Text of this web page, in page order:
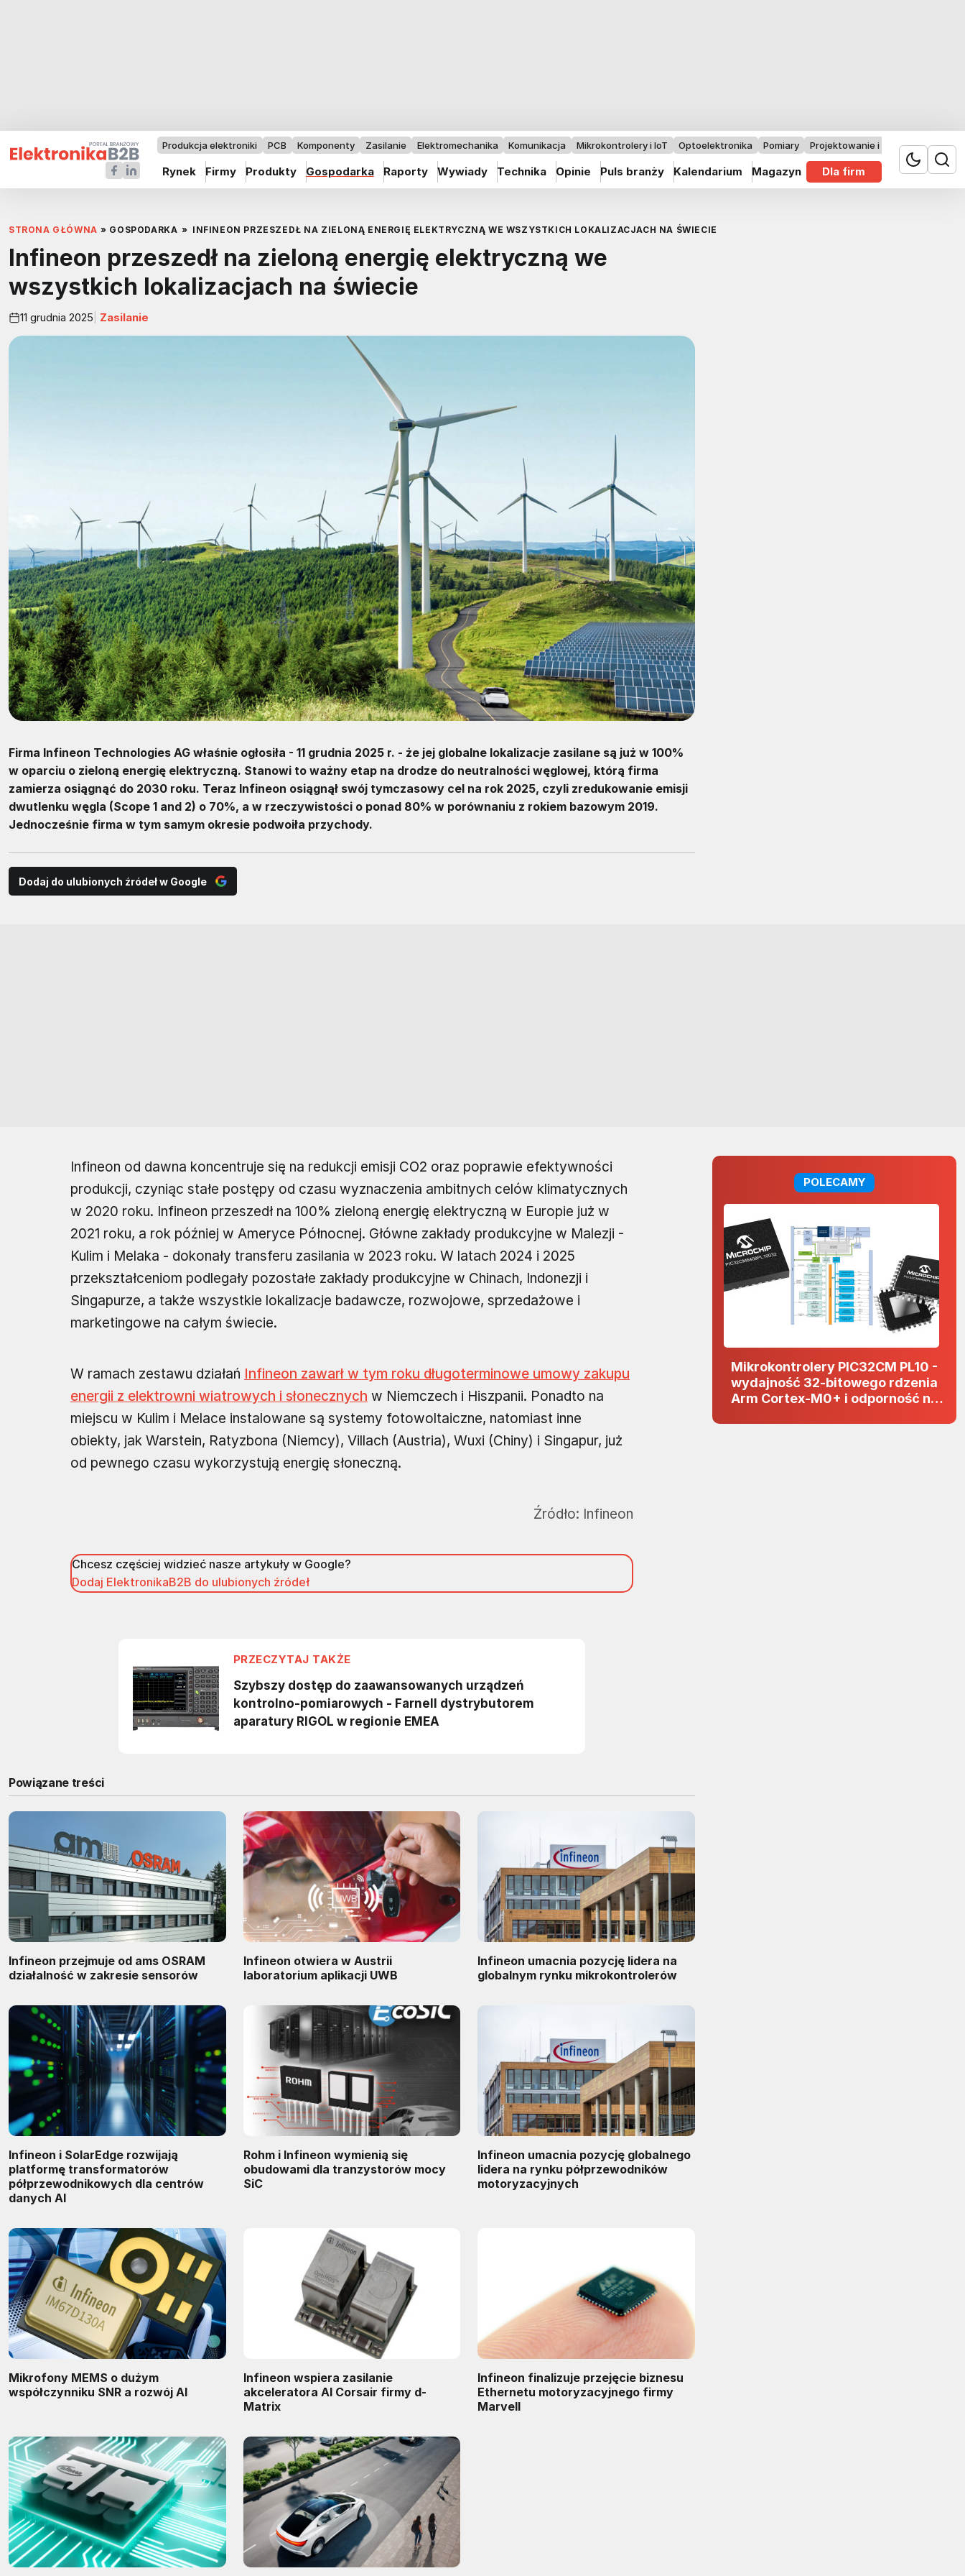
Produkcja elektroniki PCB Komponenty Zasilanie Elektromechanika Komunikacja Mikrokontrolery i IoT Optoelektronika Pomiary Projektowanie i badania
Rynek Firmy Produkty Gospodarka Raporty Wywiady Technika Opinie Puls branży Kalendarium Magazyn Dla firm
STRONA GŁÓWNA » GOSPODARKA » INFINEON PRZESZEDŁ NA ZIELONĄ ENERGIĘ ELEKTRYCZNĄ WE WSZYSTKICH LOKALIZACJACH NA ŚWIECIE
Infineon przeszedł na zieloną energię elektryczną we
wszystkich lokalizacjach na świecie
11 grudnia 2025 Zasilanie
Firma Infineon Technologies AG właśnie ogłosiła - 11 grudnia 2025 r. - że jej globalne lokalizacje zasilane są już w 100%
w oparciu o zieloną energię elektryczną. Stanowi to ważny etap na drodze do neutralności węglowej, którą firma
zamierza osiągnąć do 2030 roku. Teraz Infineon osiągnął swój tymczasowy cel na rok 2025, czyli zredukowanie emisji
dwutlenku węgla (Scope 1 and 2) o 70%, a w rzeczywistości o ponad 80% w porównaniu z rokiem bazowym 2019.
Jednocześnie firma w tym samym okresie podwoiła przychody.
Dodaj do ulubionych źródeł w Google
Infineon od dawna koncentruje się na redukcji emisji CO2 oraz poprawie efektywności
produkcji, czyniąc stałe postępy od czasu wyznaczenia ambitnych celów klimatycznych
w 2020 roku. Infineon przeszedł na 100% zieloną energię elektryczną w Europie już w
2021 roku, a rok później w Ameryce Północnej. Główne zakłady produkcyjne w Malezji -
Kulim i Melaka - dokonały transferu zasilania w 2023 roku. W latach 2024 i 2025
przekształceniom podlegały pozostałe zakłady produkcyjne w Chinach, Indonezji i
Singapurze, a także wszystkie lokalizacje badawcze, rozwojowe, sprzedażowe i
marketingowe na całym świecie.
W ramach zestawu działań Infineon zawarł w tym roku długoterminowe umowy zakupu
energii z elektrowni wiatrowych i słonecznych w Niemczech i Hiszpanii. Ponadto na
miejscu w Kulim i Melace instalowane są systemy fotowoltaiczne, natomiast inne
obiekty, jak Warstein, Ratyzbona (Niemcy), Villach (Austria), Wuxi (Chiny) i Singapur, już
od pewnego czasu wykorzystują energię słoneczną.
Źródło: Infineon
Chcesz częściej widzieć nasze artykuły w Google?
Dodaj ElektronikaB2B do ulubionych źródeł
Powiązane treści
Infineon przejmuje od ams OSRAM
działalność w zakresie sensorów
Infineon otwiera w Austrii
laboratorium aplikacji UWB
Infineon umacnia pozycję lidera na
globalnym rynku mikrokontrolerów
Infineon i SolarEdge rozwijają
platformę transformatorów
półprzewodnikowych dla centrów
danych AI
Rohm i Infineon wymienią się
obudowami dla tranzystorów mocy
SiC
Infineon umacnia pozycję globalnego
lidera na rynku półprzewodników
motoryzacyjnych
Mikrofony MEMS o dużym
współczynniku SNR a rozwój AI
Infineon wspiera zasilanie
akceleratora AI Corsair firmy d-
Matrix
Infineon finalizuje przejęcie biznesu
Ethernetu motoryzacyjnego firmy
Marvell
POLECAMY
Mikrokontrolery PIC32CM PL10 -
wydajność 32-bitowego rdzenia
Arm Cortex-M0+ i odporność na